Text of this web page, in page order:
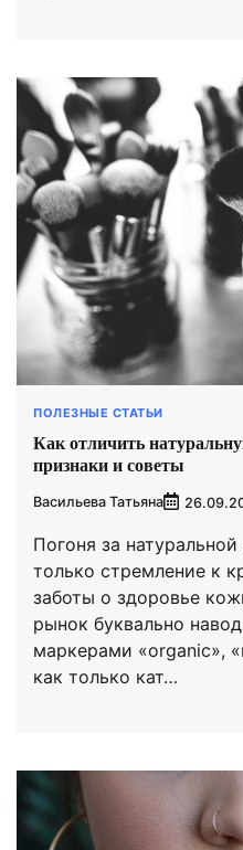
ПОЛЕЗНЫЕ СТАТЬИ
Как отличить
признаки и советы
Васильева Татьяна
Погоня за
только стремление к
заботы о здоровье
рынок буквально
маркерами «organic»,
как только кат…